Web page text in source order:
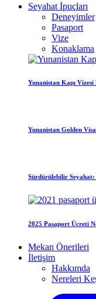
Seyahat İpuçları
Deneyimler
Pasaport
Vize
Konaklama
Yunanistan Kapı Vizesi
Yunanistan Golden
Sürdürülebilir Seyahat:
2025 Pasaport Ücreti
Mekan Önerileri
İletişim
Hakkımda
Nereleri